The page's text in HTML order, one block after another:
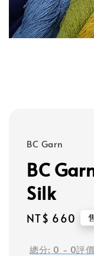
BC Garn
BC
Silk
Regular
NT$ 660
總分: 0 - 0評價